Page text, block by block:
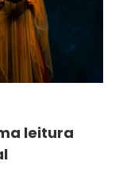
leitura